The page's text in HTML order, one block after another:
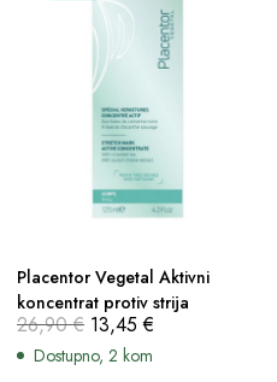
Placentor Vegetal Aktivni
koncentrat protiv strija
26,90€ 13,45€
Dostupno, 2 kom